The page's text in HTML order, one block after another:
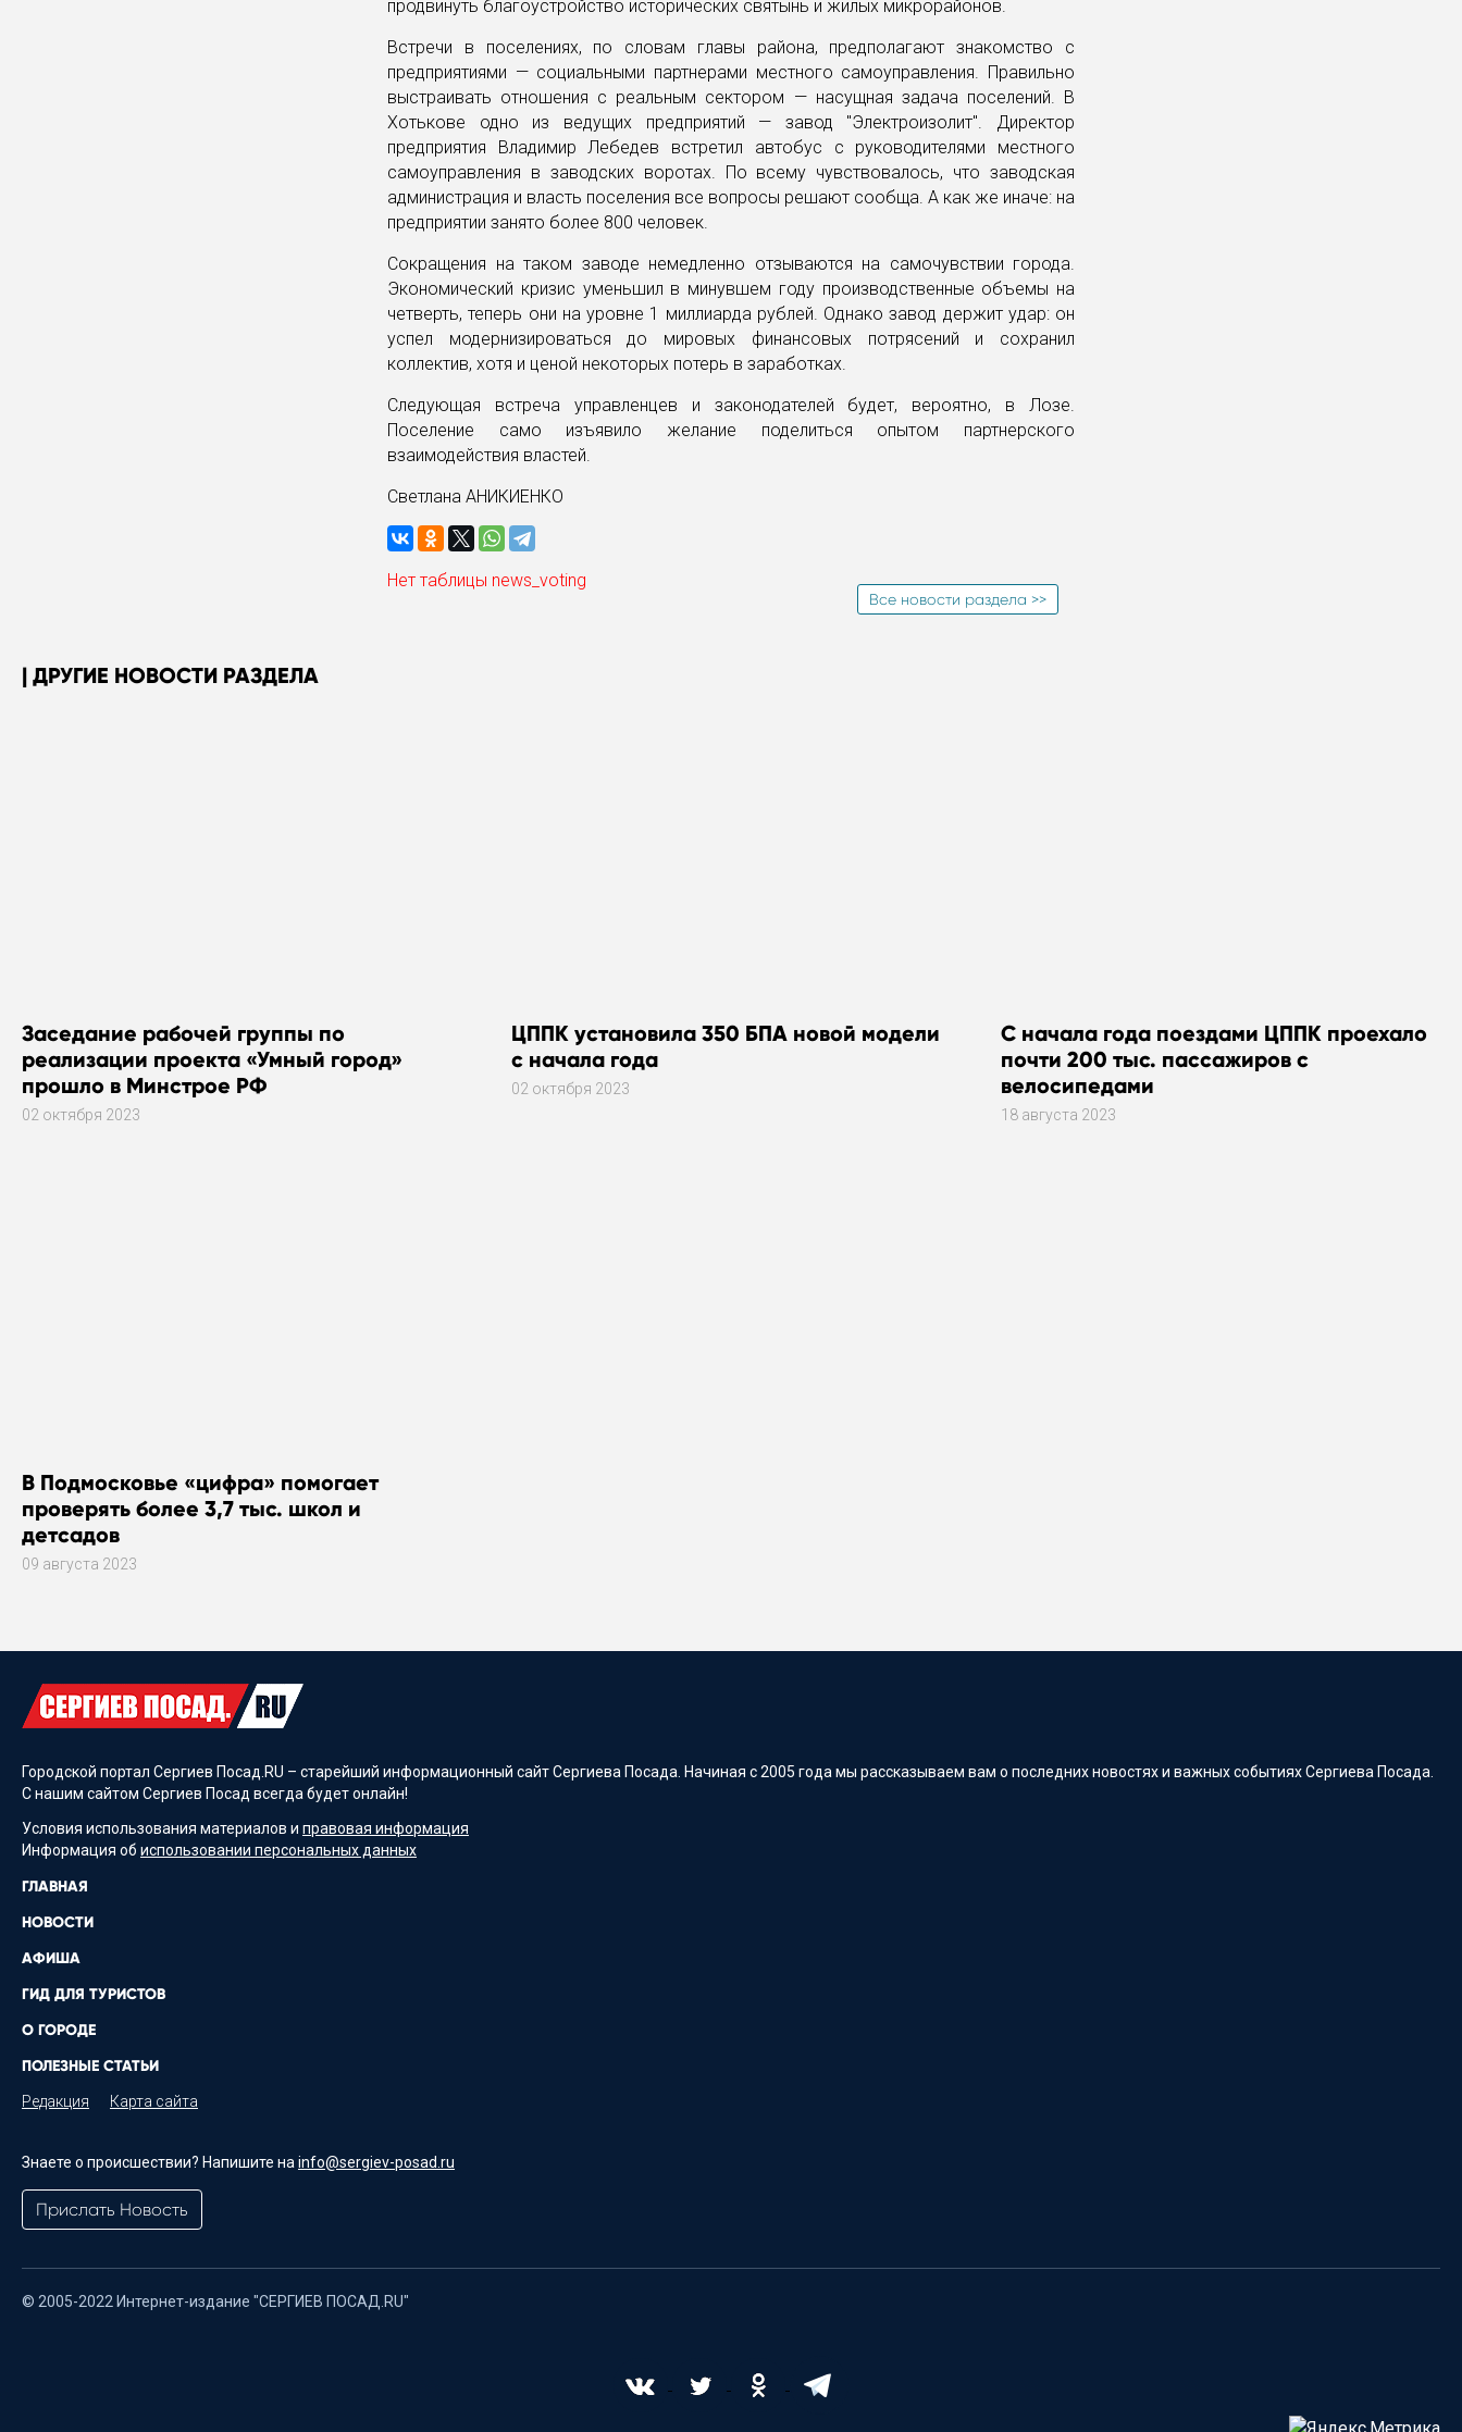
продвинуть благоустройство исторических святынь и жилых микрорайонов.
Встречи в поселениях, по словам главы района, предполагают знакомство с
предприятиями — социальными партнерами местного самоуправления. Правильно
выстраивать отношения с реальным сектором — насущная задача поселений. В
Хотькове одно из ведущих предприятий — завод "Электроизолит". Директор
предприятия Владимир Лебедев встретил автобус с руководителями местного
самоуправления в заводских воротах. По всему чувствовалось, что заводская
администрация и власть поселения все вопросы решают сообща. А как же иначе: на
предприятии занято более 800 человек.
Сокращения на таком заводе немедленно отзываются на самочувствии города.
Экономический кризис уменьшил в минувшем году производственные объемы на
четверть, теперь они на уровне 1 миллиарда рублей. Однако завод держит удар: он
успел модернизироваться до мировых финансовых потрясений и сохранил
коллектив, хотя и ценой некоторых потерь в заработках.
Следующая встреча управленцев и законодателей будет, вероятно, в Лозе.
Поселение само изъявило желание поделиться опытом партнерского
взаимодействия властей.
Светлана АНИКИЕНКО
Нет таблицы news_voting
Все новости раздела >>
ДРУГИЕ НОВОСТИ РАЗДЕЛА
Заседание рабочей группы по
реализации проекта «Умный город»
прошло в Минстрое РФ
02 октября 2023
ЦППК установила 350 БПА новой модели
с начала года
02 октября 2023
С начала года поездами ЦППК проехало
почти 200 тыс. пассажиров с
велосипедами
18 августа 2023
В Подмосковье «цифра» помогает
проверять более 3,7 тыс. школ и
детсадов
09 августа 2023
Городской портал Сергиев Посад.RU – старейший информационный сайт Сергиева Посада. Начиная с 2005 года мы рассказываем вам о последних новостях и важных событиях Сергиева Посада.
С нашим сайтом Сергиев Посад всегда будет онлайн!
Условия использования материалов и правовая информация
Информация об использовании персональных данных
ГЛАВНАЯ
НОВОСТИ
АФИША
ГИД ДЛЯ ТУРИСТОВ
О ГОРОДЕ
ПОЛЕЗНЫЕ СТАТЬИ
Редакция Карта сайта
Знаете о происшествии? Напишите на info@sergiev-posad.ru
Прислать Новость
© 2005-2022 Интернет-издание "СЕРГИЕВ ПОСАД.RU"